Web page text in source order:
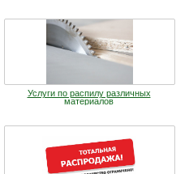
Услуги по распилу различных
материалов